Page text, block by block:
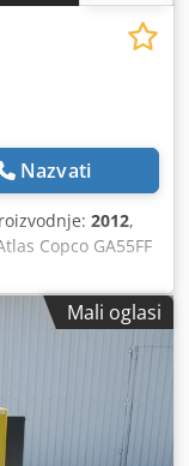
Nazvati
2012,
Copco GA55FF
min Godina
Agdjf
Mali oglasi